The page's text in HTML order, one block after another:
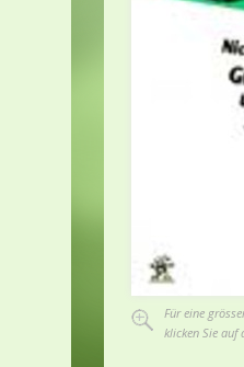
Für eine
klicken Sie auf